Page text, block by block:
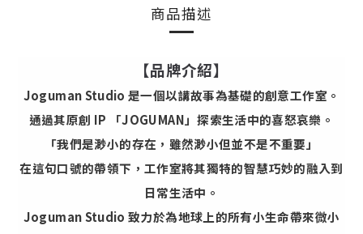
商品描述
【品牌介紹】
Joguman Studio 是一個以講故事為基礎的創意工作室。
通過其原創 IP 「JOGUMAN」探索生活中的喜怒哀樂。
「我們是渺小的存在，雖然渺小但並不是不重要」
在這句口號的帶領下，工作室將其獨特的智慧巧妙的融入到
日常生活中。
Joguman Studio 致力於為地球上的所有小生命帶來微小